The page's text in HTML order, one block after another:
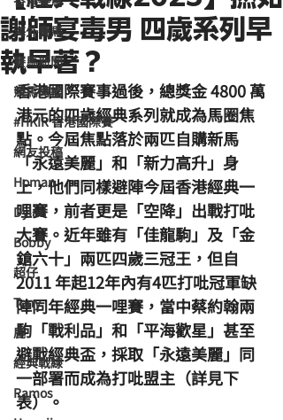
海外賽馬
賽馬新聞
競馬磚提
#HKIR 香港國際賽
網友投稿
Homan
Dylan
Bobby
超仔
Tony
鹿
經典戰線
Ramos
謝師宴毒男 四歲系列早
執早著？
香港國際賽事過後，總獎金 4800 萬
港元的四歲經典系列就成為馬圈焦
點。今屆焦點落於兩匹自購新馬
「永遠美麗」和「新力高升」身
上，他們同樣避陣今屆香港經典一
哩賽，前者更是「空降」出戰打吡
大賽。近年雖有「佳龍駒」及「金
鎗六十」兩匹四歲三冠王，但自
2011 年起12年內有4匹打吡冠軍缺
陣同年經典一哩賽，當中蔡約翰兩
駒「戰利品」和「平海歡星」甚至
避戰經典盃，採取「永遠美麗」同
一部署而成為打吡盟主（詳見下
表）。